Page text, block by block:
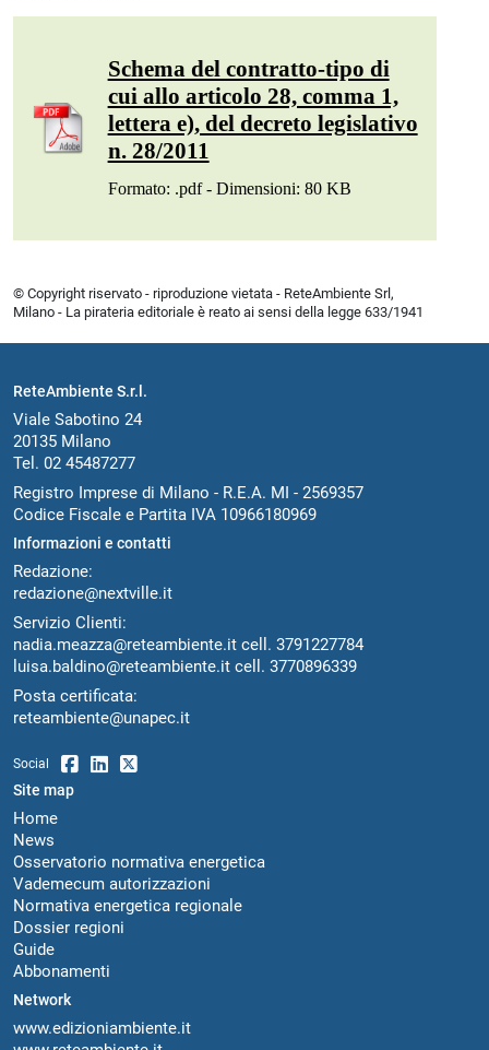
Schema del contratto-tipo di
cui allo articolo 28, comma 1,
lettera e), del decreto legislativo
n. 28/2011
Formato: .pdf - Dimensioni: 80 KB
© Copyright riservato - riproduzione vietata - ReteAmbiente Srl,
Milano - La pirateria editoriale è reato ai sensi della legge 633/1941
ReteAmbiente S.r.l.
Viale Sabotino 24
20135 Milano
Tel. 02 45487277
Registro Imprese di Milano - R.E.A. MI - 2569357
Codice Fiscale e Partita IVA 10966180969
Informazioni e contatti
Redazione:
redazione@nextville.it
Servizio Clienti:
nadia.meazza@reteambiente.it cell. 3791227784
luisa.baldino@reteambiente.it cell. 3770896339
Posta certificata:
reteambiente@unapec.it
Social
Site map
Home
News
Osservatorio normativa energetica
Vademecum autorizzazioni
Normativa energetica regionale
Dossier regioni
Guide
Abbonamenti
Network
www.edizioniambiente.it